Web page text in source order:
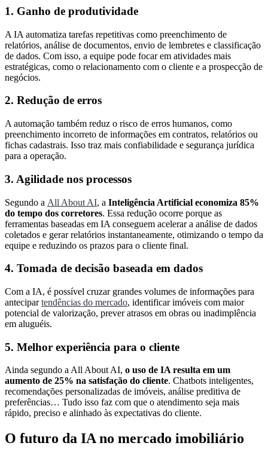
1. Ganho de produtividade
A IA automatiza tarefas repetitivas como preenchimento de
relatórios, análise de documentos, envio de lembretes e classificação
de dados. Com isso, a equipe pode focar em atividades mais
estratégicas, como o relacionamento com o cliente e a prospecção de
negócios.
2. Redução de erros
A automação também reduz o risco de erros humanos, como
preenchimento incorreto de informações em contratos, relatórios ou
fichas cadastrais. Isso traz mais confiabilidade e segurança jurídica
para a operação.
3. Agilidade nos processos
Segundo a All About AI, a Inteligência Artificial economiza 85%
do tempo dos corretores. Essa redução ocorre porque as
ferramentas baseadas em IA conseguem acelerar a análise de dados
coletados e gerar relatórios instantaneamente, otimizando o tempo da
equipe e reduzindo os prazos para o cliente final.
4. Tomada de decisão baseada em dados
Com a IA, é possível cruzar grandes volumes de informações para
antecipartendências do mercado, identificar imóveis com maior
potencial de valorização, prever atrasos em obras ou inadimplência
em aluguéis.
5. Melhor experiência para o cliente
Ainda segundo a All About AI, o uso de IA resulta em um
aumento de 25% na satisfação do cliente. Chatbots inteligentes,
recomendações personalizadas de imóveis, análise preditiva de
preferências… Tudo isso faz com que o atendimento seja mais
rápido, preciso e alinhado às expectativas do cliente.
O futuro da IA no mercado imobiliário